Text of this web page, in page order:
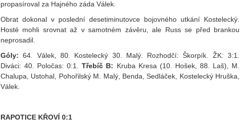
propasíroval za Hajného záda Válek.
Obrat dokonal v poslední desetiminutovce bojovného utkání Kostelecký.
Hosté mohli srovnat až v samotném závěru, ale Russ se před brankou
neprosadil.
Góly:64. Válek, 80. Kostelecký 30. Malý. Rozhodčí: Škorpík. ŽK: 3:1.
Diváci: 40. Poločas: 0:1.Třebíč B: Kruba Kresa (10. Hošek, 88. Laš), M.
Chalupa, Ustohal, Pohořilský M. Malý, Benda, Sedláček, Kostelecký Hruška,
Válek.
RAPOTICE KŘOVÍ 0:1